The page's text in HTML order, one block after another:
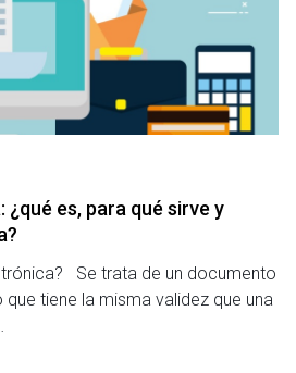
es, para qué sirve y
Se trata de un documento
tiene la misma validez que una